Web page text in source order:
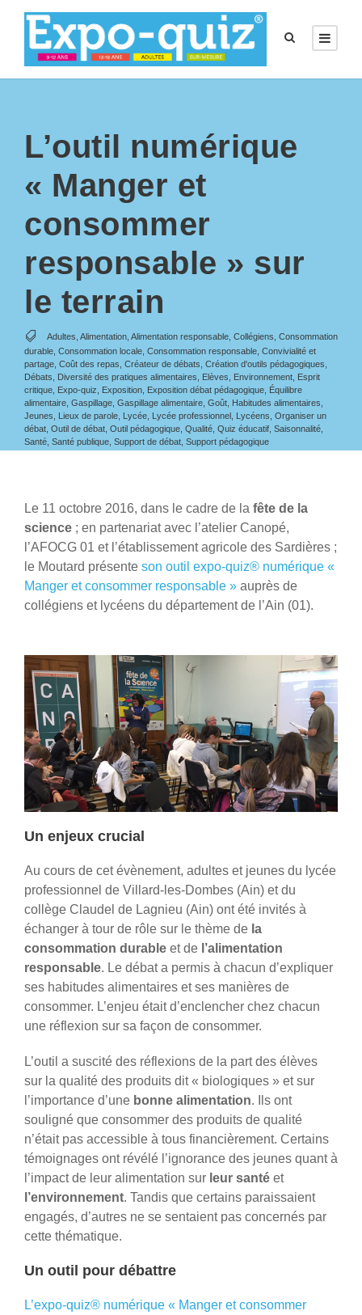
L’outil numérique
« Manger et
consommer
responsable » sur
le terrain
Adultes Alimentation Alimentation responsable Collégiens Consommation
durable Consommation locale Consommation responsable Convivialité et
partage Coût des repas Créateur de débats Création d'outils pédagogiques
Débats
Diversité des pratiques alimentaires Elèves Environnement Esprit
critique Expo-quiz Exposition Exposition débat pédagogique Équilibre
alimentaire Gaspillage Gaspillage alimentaire Goût Habitudes alimentaires
Jeunes
Lieux de parole Lycée Lycée professionnel Lycéens Organiser un
débat Outil de débat Outil pédagogique Qualité Quiz éducatif Saisonnalité
Santé Santé publique Support de débat Support pédagogique
Le 11 octobre 2016, dans le cadre de la fête de la
science ; en partenariat avec l’atelier Canopé,
l’AFOCG 01 et l’établissement agricole des Sardières ;
le Moutard présente son outil expo-quiz® numérique «
Manger et consommer responsable » auprès de
collégiens et lycéens du département de l’Ain (01).
Un enjeux crucial
Au cours de cet évènement, adultes et jeunes du lycée
professionnel de Villard-les-Dombes (Ain) et du
collège Claudel de Lagnieu (Ain) ont été invités à
échanger à tour de rôle sur le thème de la
consommation durable et de l’alimentation
responsable. Le débat a permis à chacun d’expliquer
ses habitudes alimentaires et ses manières de
consommer. L’enjeu était d’enclencher chez chacun
une réflexion sur sa façon de consommer.
L’outil a suscité des réflexions de la part des élèves
sur la qualité des produits dit « biologiques » et sur
l’importance d’une bonne alimentation. Ils ont
souligné que consommer des produits de qualité
n’était pas accessible à tous financièrement. Certains
témoignages ont révélé l’ignorance des jeunes quant à
l’impact de leur alimentation sur leur santé et
l’environnement. Tandis que certains paraissaient
engagés, d’autres ne se sentaient pas concernés par
cette thématique.
Un outil pour débattre
L’expo-quiz® numérique « Manger et consommer